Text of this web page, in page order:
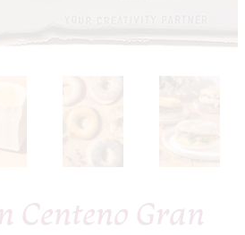
Centeno Gran